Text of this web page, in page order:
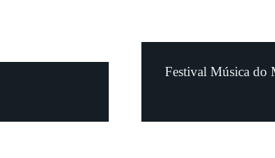
Festival Música do